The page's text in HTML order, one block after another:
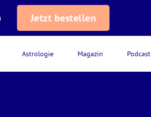
Astrologie Magazin Podcast
Jetzt bestellen